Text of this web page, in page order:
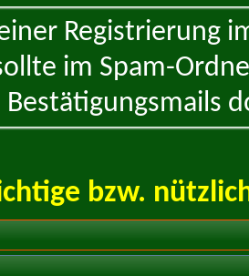
Registrierung
im Spam-
Bestätigungsmails
bzw.